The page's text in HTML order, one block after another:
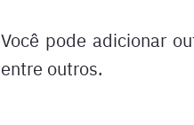
Você pode adicionar
entre outros.